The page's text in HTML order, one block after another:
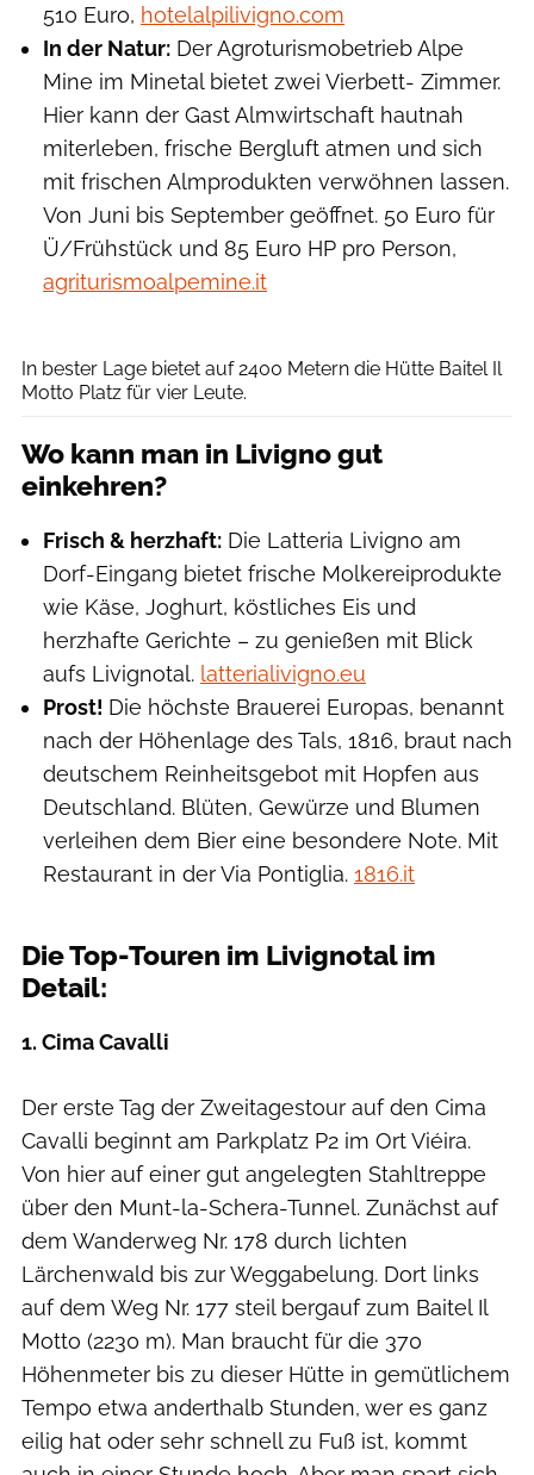
510 Euro, hotelalpilivigno.com
In der Natur: Der Agroturismobetrieb Alpe
Mine im Minetal bietet zwei Vierbett- Zimmer.
Hier kann der Gast Almwirtschaft hautnah
miterleben, frische Bergluft atmen und sich
mit frischen Almprodukten verwöhnen lassen.
Von Juni bis September geöffnet. 50 Euro für
Ü/Frühstück und 85 Euro HP pro Person,
agriturismoalpemine.it
In bester Lage bietet auf 2400 Metern die Hütte Baitel Il
Motto Platz für vier Leute.
Wo kann man in Livigno gut
einkehren?
Frisch & herzhaft: Die Latteria Livigno am
Dorf-Eingang bietet frische Molkereiprodukte
wie Käse, Joghurt, köstliches Eis und
herzhafte Gerichte – zu genießen mit Blick
aufs Livignotal. latterialivigno.eu
Prost! Die höchste Brauerei Europas, benannt
nach der Höhenlage des Tals, 1816, braut nach
deutschem Reinheitsgebot mit Hopfen aus
Deutschland. Blüten, Gewürze und Blumen
verleihen dem Bier eine besondere Note. Mit
Restaurant in der Via Pontiglia. 1816.it
Die Top-Touren im Livignotal im
Detail:
1. Cima Cavalli
Der erste Tag der Zweitagestour auf den Cima
Cavalli beginnt am Parkplatz P2 im Ort Viéira.
Von hier auf einer gut angelegten Stahltreppe
über den Munt-la-Schera-Tunnel. Zunächst auf
dem Wanderweg Nr. 178 durch lichten
Lärchenwald bis zur Weggabelung. Dort links
auf dem Weg Nr. 177 steil bergauf zum Baitel Il
Motto (2230 m). Man braucht für die 370
Höhenmeter bis zu dieser Hütte in gemütlichem
Tempo etwa anderthalb Stunden, wer es ganz
eilig hat oder sehr schnell zu Fuß ist, kommt